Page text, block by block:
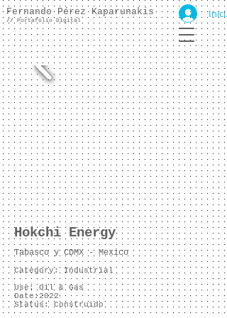
Fernando Pérez Kaparunakis
// Portafolio Digital
Hokchi Energy
Tabasco y CDMX - Mexico
Category: Industrial
Use: Oil & Gas
Date:2022
Status: Construido